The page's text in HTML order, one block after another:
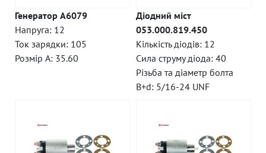
Генератор A6079
Напруга: 12
Ток зарядки: 105
Розмір A: 35.60
Діодний міст
053.000.819.450
Кількість діодів: 12
Сила струму діода: 40
Різьба та діаметр болта
B+d: 5/16-24 UNF